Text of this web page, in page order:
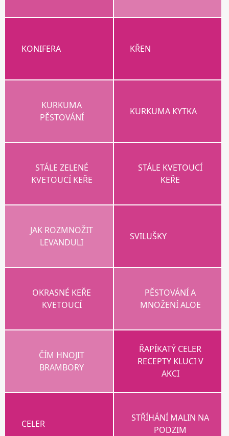
KONIFERA KŘEN
KURKUMA
PĚSTOVÁNÍ
KURKUMA KYTKA
STÁLE ZELENÉ
KVETOUCÍ KEŘE
STÁLE KVETOUCÍ
KEŘE
JAK ROZMNOŽIT
LEVANDULI
SVILUŠKY
OKRASNÉ KEŘE
KVETOUCÍ
PĚSTOVÁNÍ A
MNOŽENÍ ALOE
ČÍM HNOJIT
BRAMBORY
ŘAPÍKATÝ CELER
RECEPTY KLUCI V
AKCI
CELER
STŘÍHÁNÍ MALIN NA
PODZIM